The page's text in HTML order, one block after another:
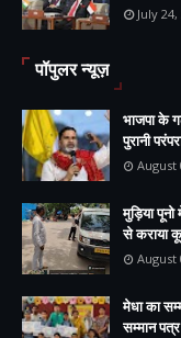
July
पॉपुलर न्यूज़
भाजपा के
पुरानी
August
मुड़िया
से कराया
August
मेधा का
सम्मान